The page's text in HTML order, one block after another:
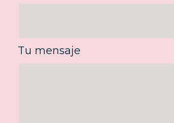
Tu mensaje